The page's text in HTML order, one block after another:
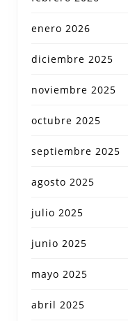
enero 2026
diciembre 2025
noviembre 2025
octubre 2025
septiembre 2025
agosto 2025
julio 2025
junio 2025
mayo 2025
abril 2025